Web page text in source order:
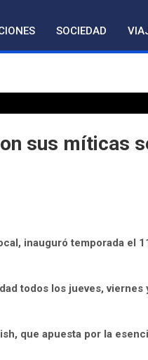
SOCIEDAD
sus míticas
inauguró temporada el
todos los jueves, viernes
que apuesta por la